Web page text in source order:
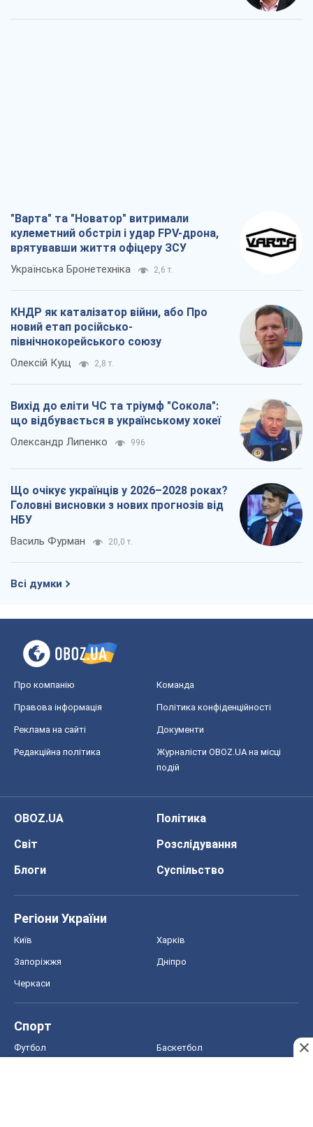
"Варта" та "Новатор" витримали
кулеметний обстріл і удар FPV-дрона,
врятувавши життя офіцеру ЗСУ
Українська Бронетехніка 2,6 т.
КНДР як каталізатор війни, або Про
новий етап російсько-
північнокорейського союзу
Олексій Кущ 2,8 т.
Вихід до еліти ЧС та тріумф "Сокола":
що відбувається в українському хокеї
Олександр Липенко 996
Що очікує українців у 2026–2028 роках?
Головні висновки з нових прогнозів від
НБУ
Василь Фурман 20,0 т.
Всі думки
Про компанію Команда
Правова інформація Політика конфіденційності
Реклама на сайті Документи
Редакційна політика
Журналісти OBOZ.UA на місці
подій
OBOZ.UA
Політика
Світ
Розслідування
Блоги
Суспільство
Регіони України
Київ Харків
Запоріжжя Дніпро
Черкаси
Спорт
Футбол Баскетбол